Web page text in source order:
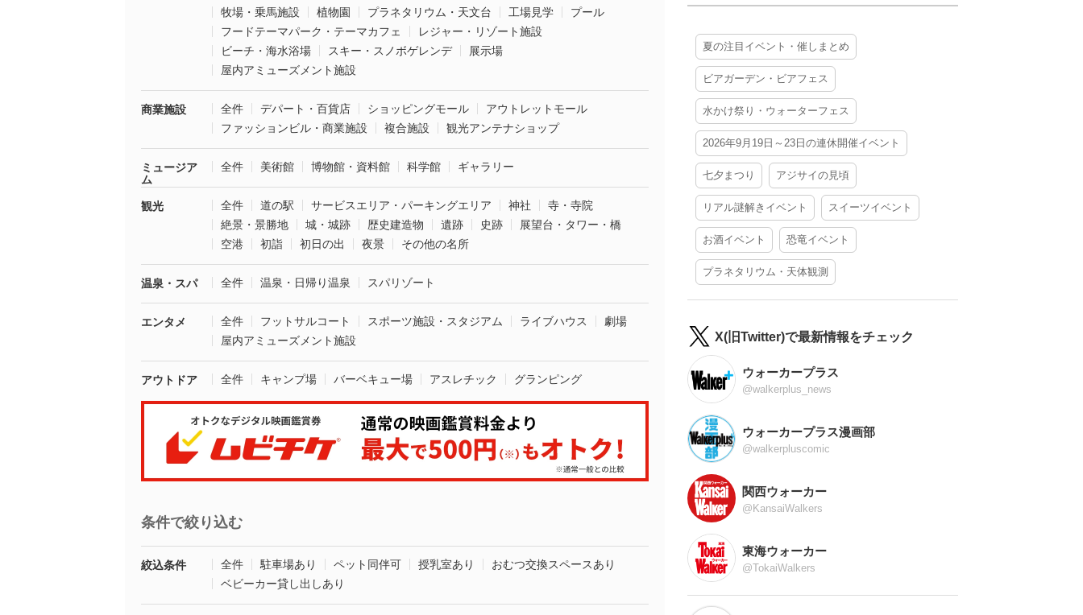
牧場・乗馬施設
植物園 プラネタリウム・天文台 工場見学
プール
フードテーマパーク・テーマカフェ
レジャー・リゾート施設
ビーチ・海水浴場
スキー・スノボゲレンデ
展示場
屋内アミューズメント施設
商業施設 全件 デパート・百貨店 ショッピングモール
アウトレットモール
ファッションビル・商業施設
複合施設 観光アンテナショップ
ミュージア
ム
全件 美術館 博物館・資料館 科学館 ギャラリー
観光 全件 道の駅 サービスエリア・パーキングエリア 神社
寺・寺院
絶景・景勝地
城・城跡 歴史建造物 遺跡 史跡
展望台・タワー・橋
空港
初詣 初日の出 夜景 その他の名所
温泉・スパ 全件 温泉・日帰り温泉 スパリゾート
エンタメ 全件 フットサルコート スポーツ施設・スタジアム ライブハウス
劇場
屋内アミューズメント施設
アウトドア 全件 キャンプ場 バーベキュー場 アスレチック グランピング
条件で絞り込む
絞込条件 全件 駐車場あり ペット同伴可 授乳室あり
おむつ交換スペースあり
ベビーカー貸し出しあり
夏の注目イベント・催しまとめ
ビアガーデン・ビアフェス
水かけ祭り・ウォーターフェス
2026年9月19日～23日の連休開催イベント
七夕まつり アジサイの見頃
リアル謎解きイベント スイーツイベント
お酒イベント 恐竜イベント
プラネタリウム・天体観測
X(旧Twitter)で最新情報をチェック
ウォーカープラス
@walkerplus_news
ウォーカープラス漫画部
@walkerpluscomic
関西ウォーカー
@KansaiWalkers
東海ウォーカー
@TokaiWalkers